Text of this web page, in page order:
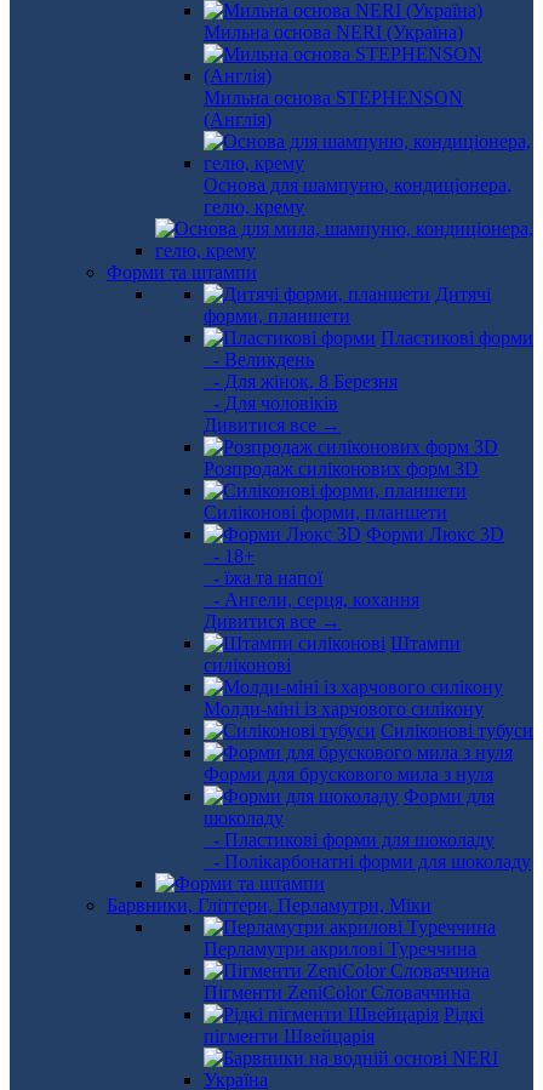
Мильна основа NERI (Україна)
Мильна основа STEPHENSON
(Англія)
Основа для шампуню, кондиціонера,
гелю, крему
Форми та штампи
Дитячі
форми, планшети
Пластикові форми
- Великдень
- Для жінок, 8 Березня
- Для чоловіків
Дивитися все →
Розпродаж силіконових форм 3D
Силіконові форми, планшети
Форми Люкс 3D
- 18+
- їжа та напої
- Ангели, серця, кохання
Дивитися все →
Штампи
силіконові
Молди-міні із харчового силікону
Силіконові тубуси
Форми для брускового мила з нуля
Форми для
шоколаду
- Пластикові форми для шоколаду
- Полікарбонатні форми для шоколаду
Барвники, Гліттери, Перламутри, Міки
Перламутри акрилові Туреччина
Пігменти ZeniColor Словаччина
Рідкі
пігменти Швейцарія